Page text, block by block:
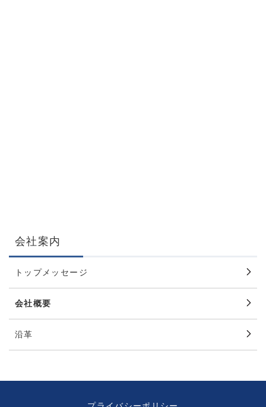
会社案内
トップメッセージ
会社概要
沿革